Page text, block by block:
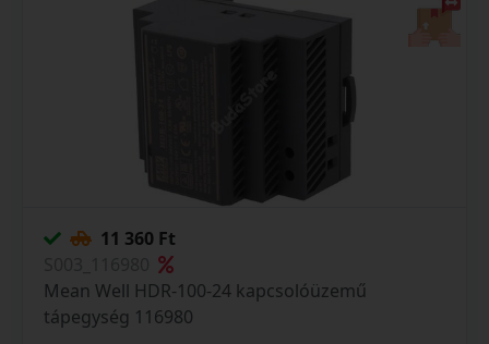
11 360 Ft
Mean Well HDR-100-24 kapcsolóüzemű
tápegység 116980